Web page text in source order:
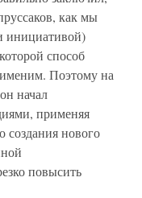
как мы
инициативой)
способ
Поэтому на
начал
применяя
создания нового
повысить